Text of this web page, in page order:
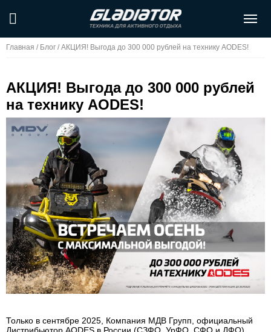
Главная / Блог / АКЦИЯ! Выгода до 300 000 рублей на технику AODES!
АКЦИЯ! Выгода до 300 000 рублей
на технику AODES!
Только в сентябре 2025, Компания МДВ Групп, официальный
Дистрибьютор AODES в России (СЗФО, УрФО, СФО и ДФО),